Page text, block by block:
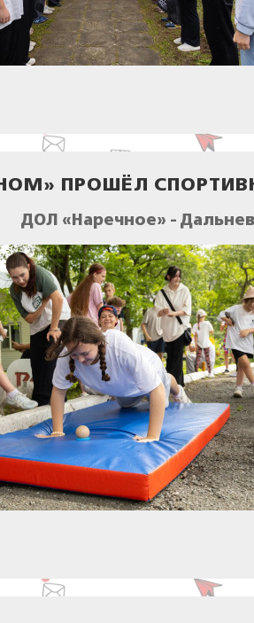
ПРОШЁЛ
ДОЛ «Наречное» -